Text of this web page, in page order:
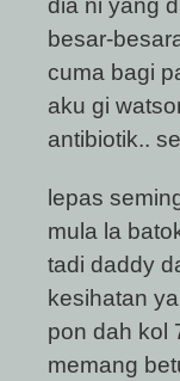
besar-
cuma bagi
aku gi
antibiotik..
lepas
mula la
tadi daddy
kesihatan
pon dah kol
memang